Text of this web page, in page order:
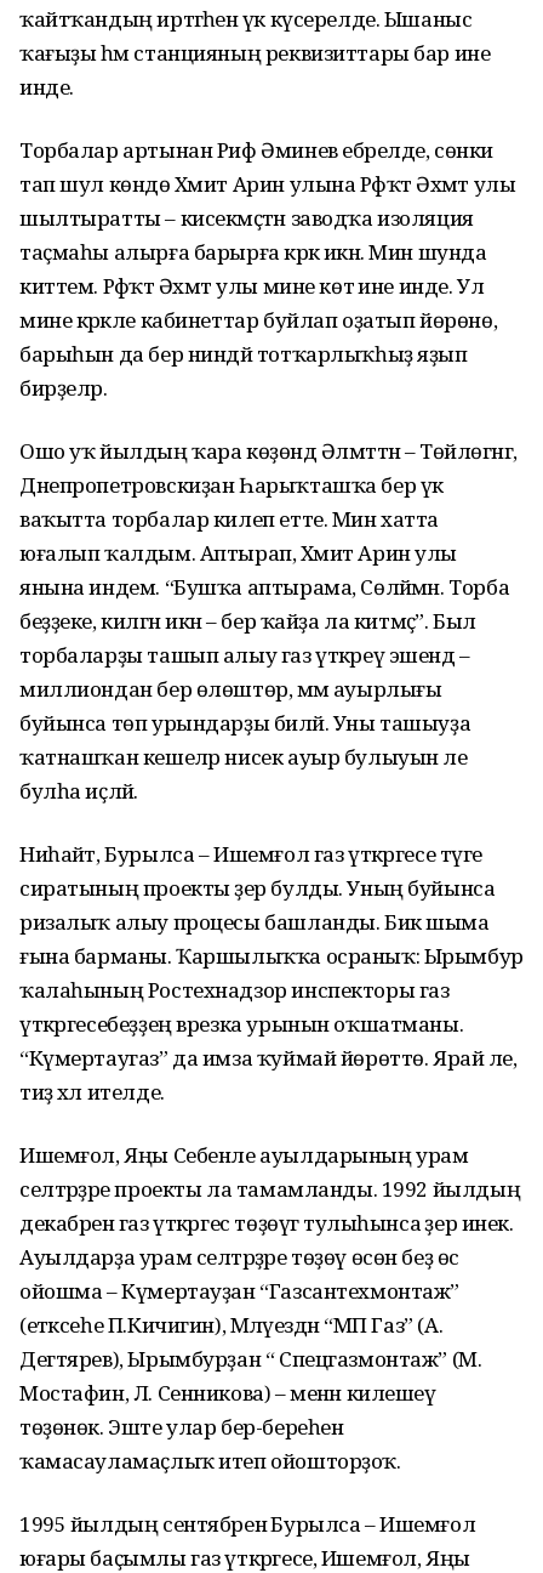
ҡайтҡандың иртәгәһенә үк күсерелде. Ышаныс
ҡағыҙы һәм станцияның реквизиттары бар ине
инде.
Торбалар артынан Риф Әминев ебәрелде, сөнки
тап шул көндө Хәмит Арин улына Рәфҡәт Әхмәт улы
шылтыратты – кисекмәҫтән заводҡа изоляция
таҫмаһы алырға барырға кәрәк икән. Мин шунда
киттем. Рәфҡәт Әхмәт улы мине көтә ине инде. Ул
мине кәрәкле кабинеттар буйлап оҙатып йөрөнө,
барыһын да бер ниндәй тотҡарлыҡһыҙ яҙып
бирҙеләр.
Ошо уҡ йылдың ҡара көҙөндә Әлмәттән – Төйлөгәнгә,
Днепропетровскиҙан Һарыҡташҡа бер үк
ваҡытта торбалар килеп етте. Мин хатта
юғалып ҡалдым. Аптырап, Хәмит Арин улы
янына индем. “Бушҡа аптырама, Сөләймән. Торба
беҙҙеке, килгән икән – бер ҡайҙа ла китмәҫ”. Был
торбаларҙы ташып алыу газ үткәреү эшендә –
миллиондан бер өлөштөр, әммә ауырлығы
буйынса төп урындарҙы биләй. Уны ташыуҙа
ҡатнашҡан кешеләр нисек ауыр булыуын әле
булһа иҫләй.
Ниһайәт, Бурылса – Ишемғол газ үткәргесе тәүге
сиратының проекты әҙер булды. Уның буйынса
ризалыҡ алыу процесы башланды. Бик шыма
ғына барманы. Ҡаршылыҡҡа осраныҡ: Ырымбур
ҡалаһының Ростехнадзор инспекторы газ
үткәргесебеҙҙең врезка урынын оҡшатманы.
“Күмертаугаз” да имза ҡуймай йөрөттө. Ярай әле,
тиҙ хәл ителде.
Ишемғол, Яңы Себенле ауылдарының урам
селтәрҙәре проекты ла тамамланды. 1992 йылдың
декабренә газ үткәргес төҙөүгә тулыһынса әҙер инек.
Ауылдарҙа урам селтәрҙәре төҙөү өсөн беҙ өс
ойошма – Күмертауҙан “Газсантехмонтаж”
(етәксеһе П.Кичигин), Мәләүездән “МП Газ” (А.
Дегтярев), Ырымбурҙан “ Спецгазмонтаж” (М.
Мостафин, Л. Сенникова) – менән килешеү
төҙөнөк. Эште улар бер-береһенә
ҡамасауламаҫлыҡ итеп ойошторҙоҡ.
1995 йылдың сентябренә Бурылса – Ишемғол
юғары баҫымлы газ үткәргесе, Ишемғол, Яңы